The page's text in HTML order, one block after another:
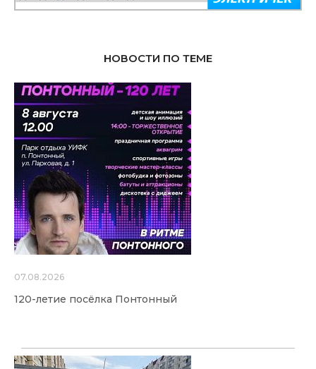
НОВОСТИ ПО ТЕМЕ
07.08.2026
120-летие посёлка Понтонный